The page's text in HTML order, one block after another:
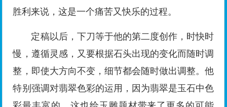
胜利来说，这是一个痛苦又快乐的过程。
定稿以后，下刀等于他的第二度创作，时快时
慢，遵循灵感，又要根据石头出现的变化而随时调
整，即使大方向不变，细节都会随时做出调整。他
特别强调对翡翠色彩的运用，因为翡翠是玉石中色